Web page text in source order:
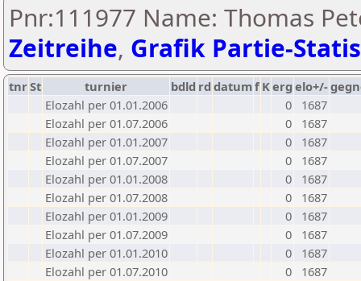
Pnr:111977 Name: Thomas
Zeitreihe, Grafik Partie-
tnrSt turnier bdld rd datumf Kerg elo+/-
Elozahl per 01.01.2006
0
1687
Elozahl per 01.07.2006
0
1687
Elozahl per 01.01.2007
0
1687
Elozahl per 01.07.2007
0
1687
Elozahl per 01.01.2008
0
1687
Elozahl per 01.07.2008
0
1687
Elozahl per 01.01.2009
0
1687
Elozahl per 01.07.2009
0
1687
Elozahl per 01.01.2010
0
1687
Elozahl per 01.07.2010
0
1687